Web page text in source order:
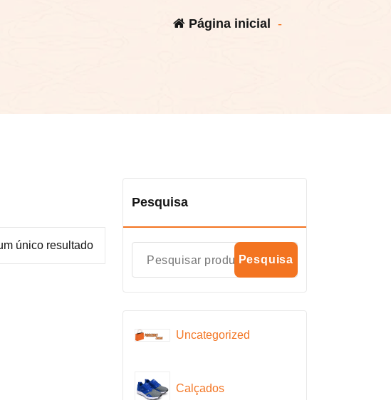
Página inicial -
único resultado
Pesquisa
Pesquisa
Uncategorized
Calçados